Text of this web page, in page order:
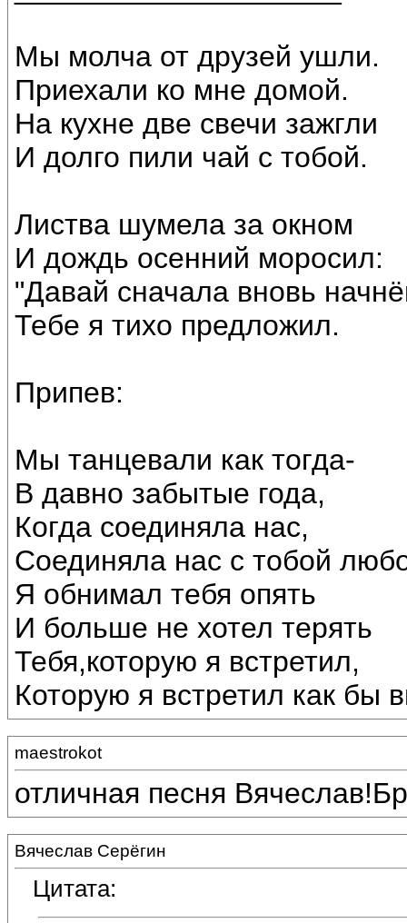
Мы молча от друзей ушли.
Приехали ко мне домой.
На кухне две свечи зажгли
И долго пили чай с тобой.
Листва шумела за окном
И дождь осенний моросил:
"Давай сначала вновь
Тебе я тихо предложил.
Припев:
Мы танцевали как тогда-
В давно забытые года,
Когда соединяла нас,
Соединяла нас с тобой
Я обнимал тебя опять
И больше не хотел терять
Тебя,которую я встретил,
Которую я встретил как бы
maestrokot
отличная песня
Вячеслав Серёгин
Цитата: